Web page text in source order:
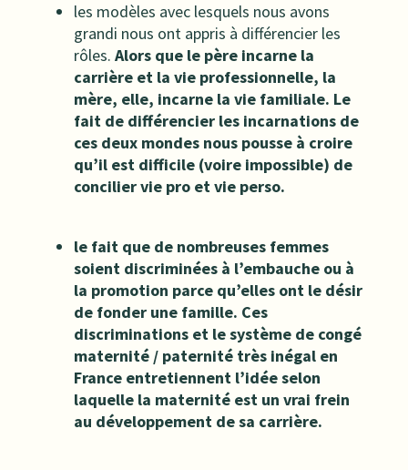
les modèles avec lesquels nous avons
grandi nous ont appris à différencier les
rôles. Alors que le père incarne la
carrière et la vie professionnelle, la
mère, elle, incarne la vie familiale. Le
fait de différencier les incarnations de
ces deux mondes nous pousse à croire
qu’il est difficile (voire impossible) de
concilier vie pro et vie perso.
le fait que de nombreuses femmes
soient discriminées à l’embauche ou à
la promotion parce qu’elles ont le désir
de fonder une famille. Ces
discriminations et le système de congé
maternité / paternité très inégal en
France entretiennent l’idée selon
laquelle la maternité est un vrai frein
au développement de sa carrière.